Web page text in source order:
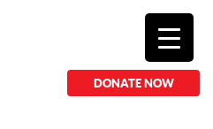
DONATE NOW